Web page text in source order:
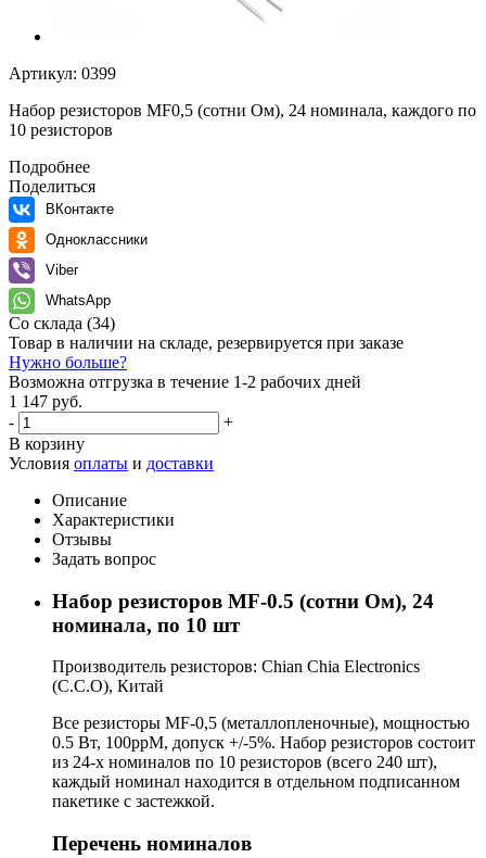
Артикул: 0399
Набор резисторов MF0,5 (сотни Ом), 24 номинала, каждого по
10 резисторов
Подробнее
Поделиться
ВКонтакте
Одноклассники
Viber
WhatsApp
Со склада (34)
Товар в наличии на складе, резервируется при заказе
Нужно больше?
Возможна отгрузка в течение 1-2 рабочих дней
1 147 руб.
-
+
В корзину
Условия оплаты и доставки
Описание
Характеристики
Отзывы
Задать вопрос
Набор резисторов MF-0.5 (сотни Ом), 24
номинала, по 10 шт
Производитель резисторов: Chian Chia Electronics
(C.C.O), Китай
Все резисторы MF-0,5 (металлопленочные), мощностью
0.5 Вт, 100ppM, допуск +/-5%. Набор резисторов состоит
из 24-х номиналов по 10 резисторов (всего 240 шт),
каждый номинал находится в отдельном подписанном
пакетике с застежкой.
Перечень номиналов